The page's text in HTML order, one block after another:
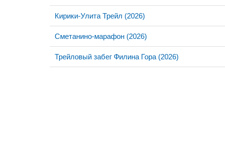
Кирики-Улита Трейл (2026)
Сметанино-марафон (2026)
Трейловый забег Филина Гора (2026)